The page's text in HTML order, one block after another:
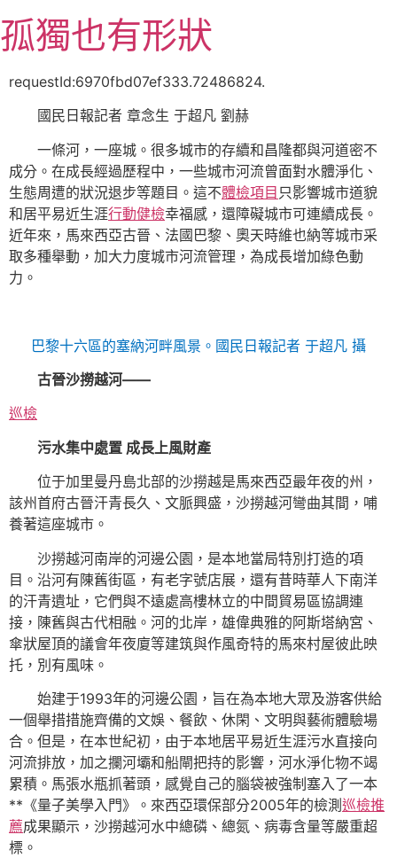
至
主
孤獨也有形狀
requestId:6970fbd07ef333.72486824.
國民日報記者 章念生 于超凡 劉赫
一條河，一座城。很多城市的存續和昌隆都與河道密不
成分。在成長經過歷程中，一些城市河流曾面對水體淨化、
生態周遭的狀況退步等題目。這不體檢項目 只影響城市道貌
和居平易近生涯行動健檢幸福感，還障礙城市可連續成長。
近年來，馬來西亞古晉、法國巴黎、奧天時維也納等城市采
取多種舉動，加大力度城市河流管理，為成長增加綠色動
力。
巴黎十六區的塞納河畔風景。國民日報記者 于超凡 攝
古晉沙撈越河——
巡檢
污水集中處置 成長上風財產
位于加里曼丹島北部的沙撈越是馬來西亞最年夜的州，
該州首府古晉汗青長久、文脈興盛，沙撈越河彎曲其間，哺
養著這座城市。
沙撈越河南岸的河邊公園，是本地當局特別打造的項
目。沿河有陳舊街區，有老字號店展，還有昔時華人下南洋
的汗青遺址，它們與不遠處高樓林立的中間貿易區協調連
接，陳舊與古代相融。河的北岸，雄偉典雅的阿斯塔納宮、
傘狀屋頂的議會年夜廈等建筑與作風奇特的馬來村屋彼此映
托，別有風味。
始建于1993年的河邊公園，旨在為本地大眾及游客供給
一個舉措措施齊備的文娛、餐飲、休閑、文明與藝術體驗場
合。但是，在本世紀初，由于本地居平易近生涯污水直接向
河流排放，加之攔河壩和船閘把持的影響，河水淨化物不竭
累積。馬張水瓶抓著頭，感覺自己的腦袋被強制塞入了一本
**《量子美學入門》。來西亞環保部分2005年的檢測巡檢推
薦成果顯示，沙撈越河水中總磷、總氮、病毒含量等嚴重超
標。